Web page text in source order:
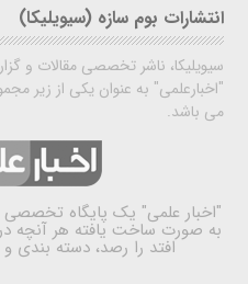
انتشارات بوم سازه (سیویلیکا)
سیویلیکا، ناشر تخصصی مقالات و
"اخبارعلمی" به عنوان یکی از زیر
می باشد.
"اخبار علمی" یک پایگاه تخصصی
به صورت ساخت یافته هر آنچه
افتد را رصد، دسته بندی